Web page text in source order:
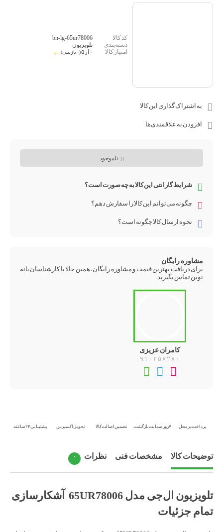
bn-lg-65ur78006
تلویزیون
۰ از ۵
(۰ بازبینی)
به اشتراک گذاری این کالا
افزودن به علاقمندی‌ها
ناموجود
شرایط گارانتی این کالا به چه صورت است؟
چگونه می‌توانم این کالا را سفارش دهم؟
نحوه ارسال کالا چگونه است؟
مشاوره رایگان
برای دریافت بهترین قیمت و مشاوره رایگان، همین حالا با کارشناسان بانه
نوین تماس بگیرید.
کامران عزیزی
۰۹۱۰۲۵۸۲۸۰۰
تماس
تلفنی
تلگرام
پرداخت در محل ۷ روز ضمانت بازگشت تضمین اصالت کالا تحویل اکسپرس پشتیبانی ۲۴ ساعته
توضیحات کالا مشخصات فنی نظرات ۰
تلویزیون ال‌جی مدل 65UR78006 آشکارسازی
تمام جزئیات